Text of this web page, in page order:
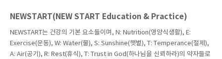
NEWSTART(NEW START Education & Practice)
NEWSTART는 건강의 기본 요소들이며, N: Nutrition(영양식생활), E:
Exercise(운동), W: Water(물), S: Sunshine(햇볕), T: Temperance(절제),
A: Air(공기), R: Rest(휴식), T: Trust in God(하나님을 신뢰하라)의 약자들로